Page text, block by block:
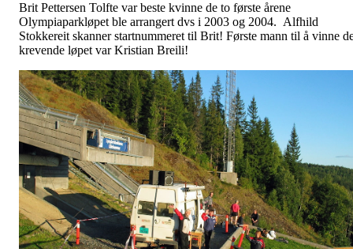
Brit Pettersen Tolfte var beste kvinne de to første årene
Olympiaparkløpet ble arrangert dvs i 2003 og 2004. Alfhild
Stokkereit skanner startnummeret til Brit! Første mann til å vinne
krevende løpet var Kristian Breili!